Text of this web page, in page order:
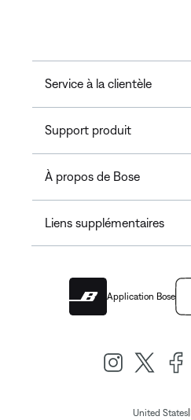
Service à la clientèle
Support produit
À propos de Bose
Liens supplémentaires
Application Bose
United States|